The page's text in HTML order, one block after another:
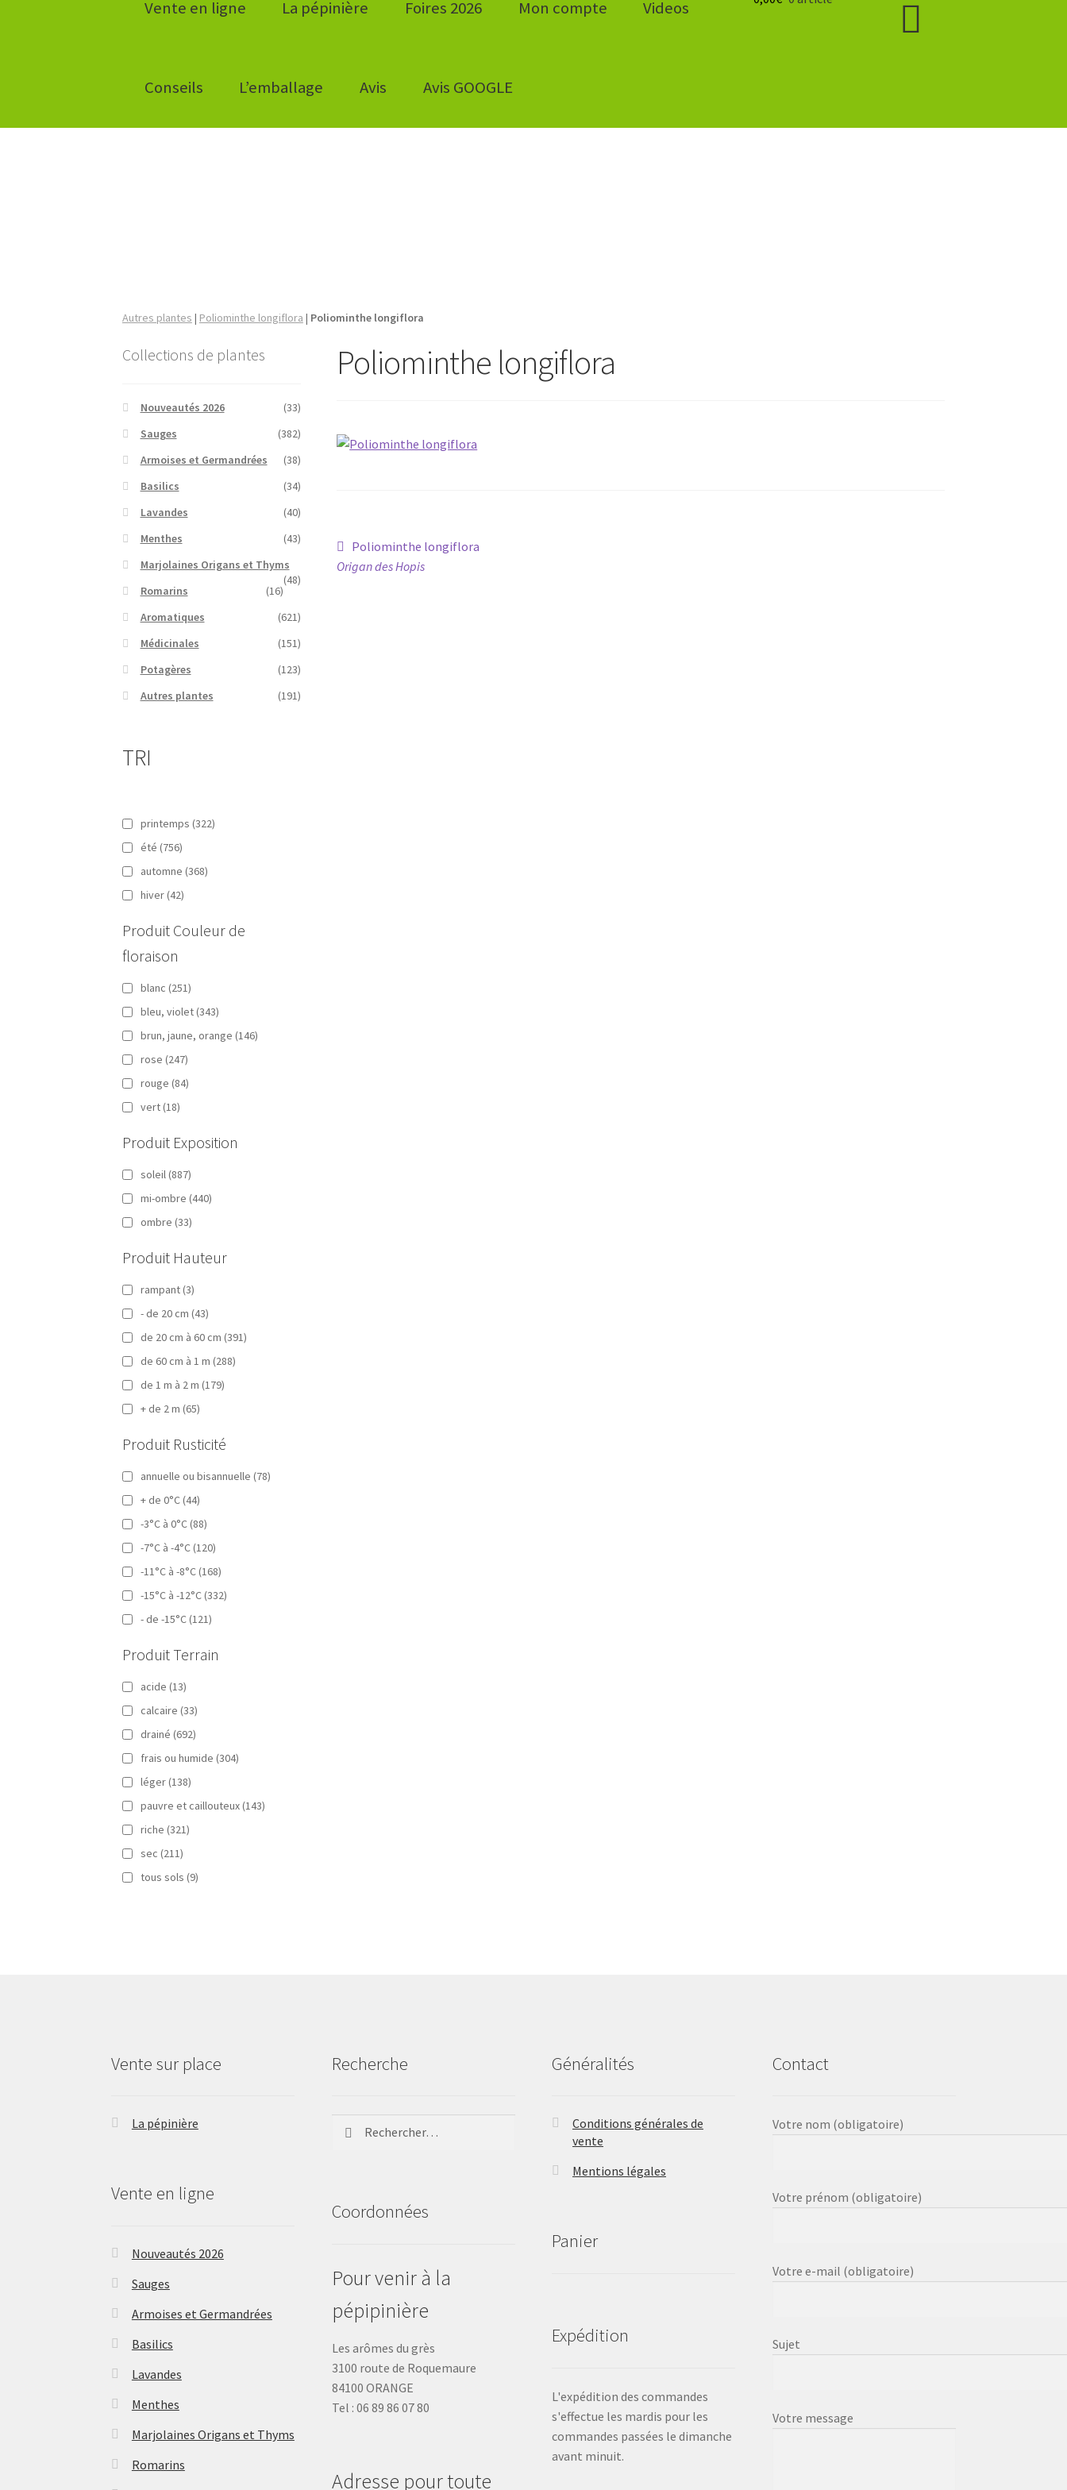
Vente en ligne La pépinière Foires 2026 Mon compte Videos
Conseils L’emballage Avis Avis GOOGLE
Autres plantes | Poliominthe longiflora | Poliominthe longiflora
Poliominthe longiflora
Navigation
de
Article
précédent :
Poliominthe longiflora
Origan des Hopis
Collections de plantes
Nouveautés 2026
(33)
Sauges
(382)
Armoises et Germandrées
(38)
Basilics
(34)
Lavandes
(40)
Menthes
(43)
Marjolaines Origans et Thyms
(48)
Romarins
(16)
Aromatiques
(621)
Médicinales
(151)
Potagères
(123)
Autres plantes
(191)
TRI
printemps (322)
été (756)
automne (368)
hiver (42)
Produit Couleur de
floraison
blanc (251)
bleu, violet (343)
brun, jaune, orange (146)
rose (247)
rouge (84)
vert (18)
Produit Exposition
soleil (887)
mi-ombre (440)
ombre (33)
Produit Hauteur
rampant (3)
- de 20 cm (43)
de 20 cm à 60 cm (391)
de 60 cm à 1 m (288)
de 1 m à 2 m (179)
+ de 2 m (65)
Produit Rusticité
annuelle ou bisannuelle (78)
+ de 0°C (44)
-3°C à 0°C (88)
-7°C à -4°C (120)
-11°C à -8°C (168)
-15°C à -12°C (332)
- de -15°C (121)
Produit Terrain
acide (13)
calcaire (33)
drainé (692)
frais ou humide (304)
léger (138)
pauvre et caillouteux (143)
riche (321)
sec (211)
tous sols (9)
Vente sur place
La pépinière
Vente en ligne
Nouveautés 2026
Sauges
Armoises et Germandrées
Basilics
Lavandes
Menthes
Marjolaines Origans et Thyms
Romarins
Recherche
Coordonnées
Pour venir à la
pépipinière
Les arômes du grès
3100 route de Roquemaure
84100 ORANGE
Tel : 06 89 86 07 80
Adresse pour toute
Généralités
Conditions générales de
vente
Mentions légales
Panier
Expédition
L'expédition des commandes
s'effectue les mardis pour les
commandes passées le dimanche
avant minuit.
Contact
Votre nom (obligatoire)
Votre prénom (obligatoire)
Votre e-mail (obligatoire)
Sujet
Votre message